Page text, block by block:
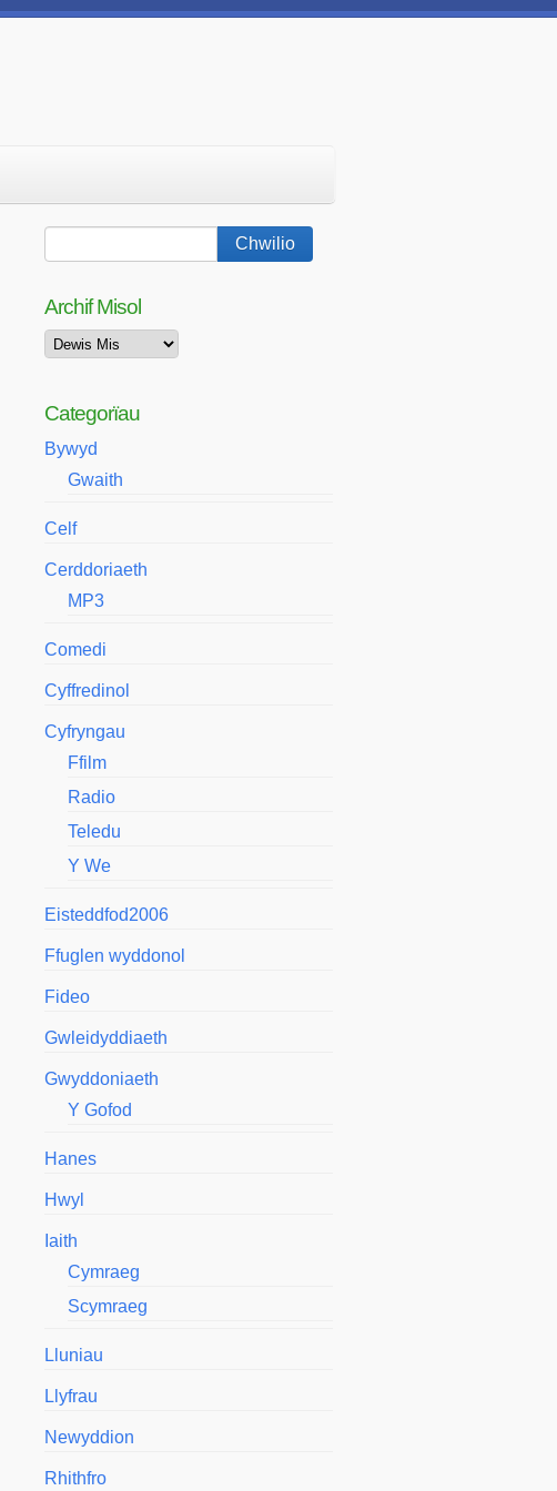
Archif Misol
Archif
Categorïau
Bywyd
Gwaith
Celf
Cerddoriaeth
MP3
Comedi
Cyffredinol
Cyfryngau
Ffilm
Radio
Teledu
Y We
Eisteddfod2006
Ffuglen wyddonol
Fideo
Gwleidyddiaeth
Gwyddoniaeth
Y Gofod
Hanes
Hwyl
Iaith
Cymraeg
Scymraeg
Lluniau
Llyfrau
Newyddion
Rhithfro